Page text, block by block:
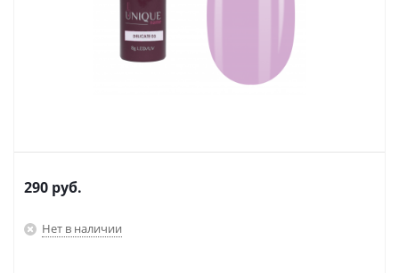
290 руб.
Нет в наличии